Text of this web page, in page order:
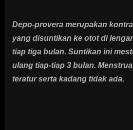
Depo-provera merupakan
yang disuntikan ke otot di
tiap tiga bulan. Suntikan ini
ulang tiap-tiap 3 bulan.
teratur serta kadang tidak ada.